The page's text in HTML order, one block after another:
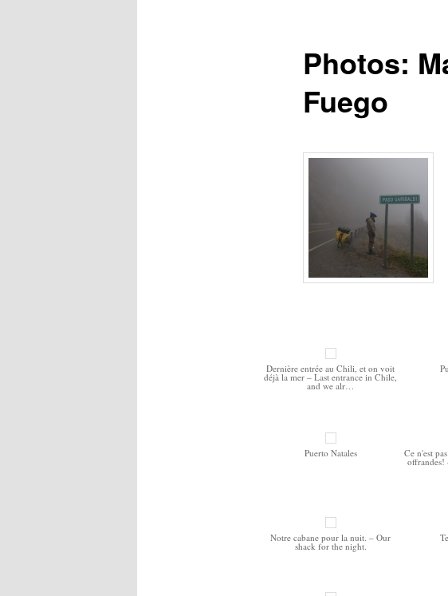
Photos:
Fuego
Dernière entrée au Chili, et on voit
déjà la mer – Last entrance in Chile,
and we alr…
Puerto Natales Ce n'est
offrandes!
Notre cabane pour la nuit. – Our
shack for the night.